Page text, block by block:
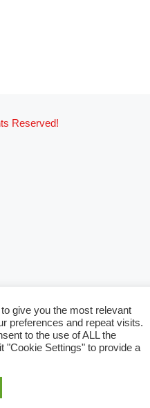
Reserved!
give you the most relevant
preferences and repeat visits.
to the use of ALL the
"Cookie Settings" to provide a